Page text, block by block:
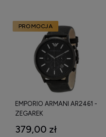
EMPORIO ARMANI AR2461 -
ZEGAREK
379,00 zł
PROMOCJA